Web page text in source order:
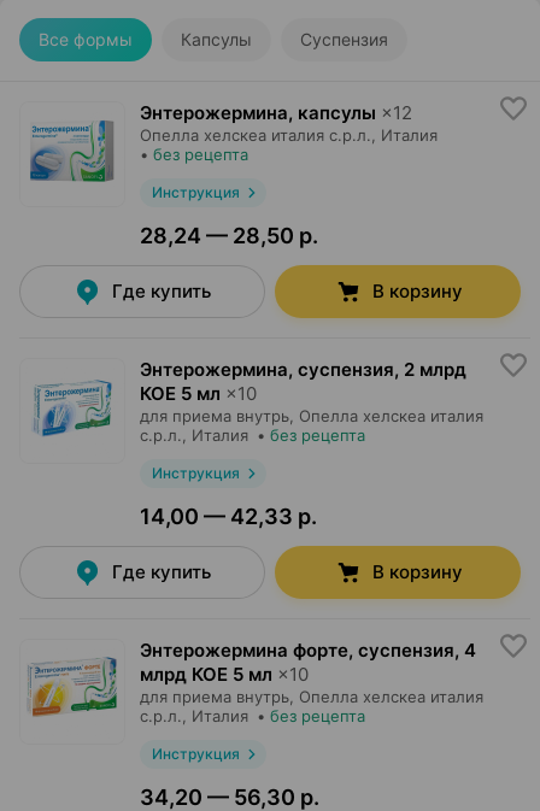
Все формы Капсулы Суспензия
Энтерожермина, капсулы ×12
Опелла хелскеа италия с.р.л.
, Италия
• без рецепта
Инструкция
28,24 — 28,50 р.
Где купить В корзину
Энтерожермина, суспензия, 2 млрд
КОЕ 5 мл ×10
для приема внутрь, Опелла хелскеа италия
с.р.л.
, Италия • без рецепта
Инструкция
14,00 — 42,33 р.
Где купить В корзину
Энтерожермина форте, суспензия, 4
млрд КОЕ 5 мл ×10
для приема внутрь, Опелла хелскеа италия
с.р.л.
, Италия • без рецепта
Инструкция
34,20 — 56,30 р.